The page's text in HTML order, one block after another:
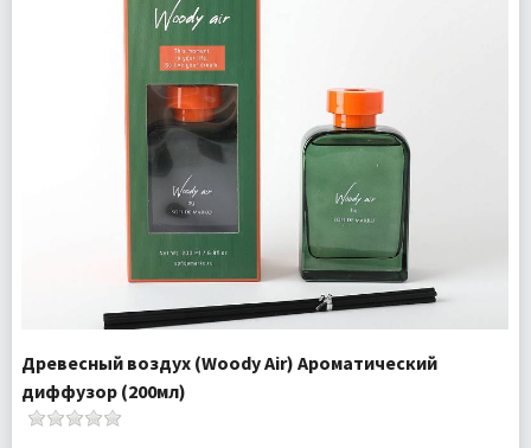
Древесный воздух (Woody Air) Ароматический
диффузор (200мл)